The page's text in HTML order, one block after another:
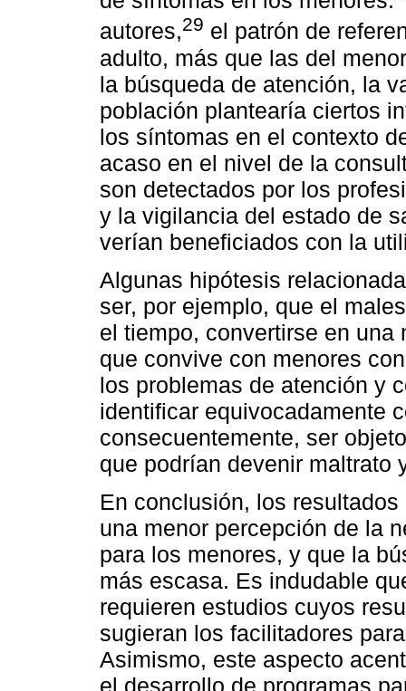
autores,29 el patrón de
adulto, más que las del
la búsqueda de atención, la
población plantearía ciertos
los síntomas en el contexto
acaso en el nivel de la
son detectados por los
y la vigilancia del estado de
verían beneficiados con la
Algunas hipótesis
ser, por ejemplo, que el
el tiempo, convertirse en
que convive con menores
los problemas de atención y
identificar equivocadamente
consecuentemente, ser
que podrían devenir maltrato
En conclusión, los
una menor percepción de la
para los menores, y que la
más escasa. Es indudable
requieren estudios cuyos
sugieran los facilitadores
Asimismo, este aspecto
el desarrollo de programas